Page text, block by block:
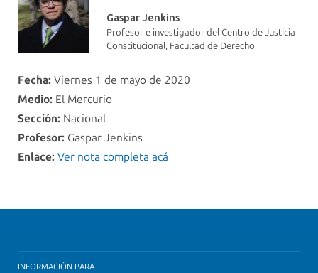
Gaspar Jenkins
Profesor e investigador del Centro de Justicia
Constitucional, Facultad de Derecho
Fecha: Viernes 1 de mayo de 2020
Medio: El Mercurio
Sección: Nacional
Profesor: Gaspar Jenkins
Enlace: Ver nota completa acá
INFORMACIÓN PARA